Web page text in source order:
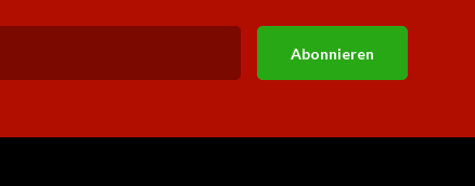
Abonnieren